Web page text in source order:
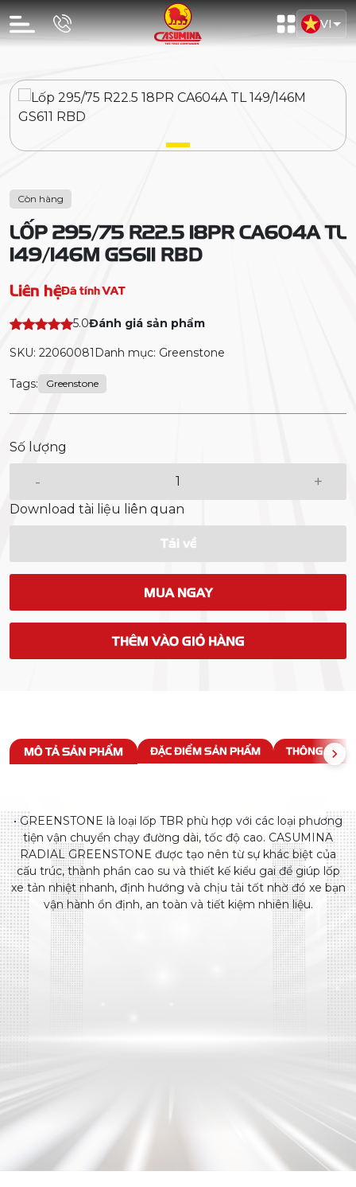
VI
Còn hàng
LỐP 295/75 R22.5 18PR CA604A TL
149/146M GS611 RBD
Liên hệĐã tính VAT
5.0Đánh giá sản phẩm
SKU: 22060081 Danh mục: Greenstone
Tags: Greenstone
Số lượng
- +
Download tài liệu liên quan
Tải về
MUA NGAY
THÊM VÀO GIỎ HÀNG
MÔ TẢ SẢN PHẨM ĐẶC ĐIỂM SẢN PHẨM THÔNG SỐ
• GREENSTONE là loại lốp TBR phù hợp với các loại phương
tiện vận chuyển chạy đường dài, tốc độ cao. CASUMINA
RADIAL GREENSTONE được tạo nên từ sự khác biệt của
cấu trúc, thành phần cao su và thiết kế kiểu gai để giúp lốp
xe tản nhiệt nhanh, định hướng và chịu tải tốt nhờ đó xe bạn
vận hành ổn định, an toàn và tiết kiệm nhiên liệu.